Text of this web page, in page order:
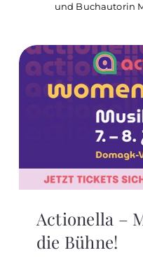
und Buchautorin
Actionella –
die Bühne!